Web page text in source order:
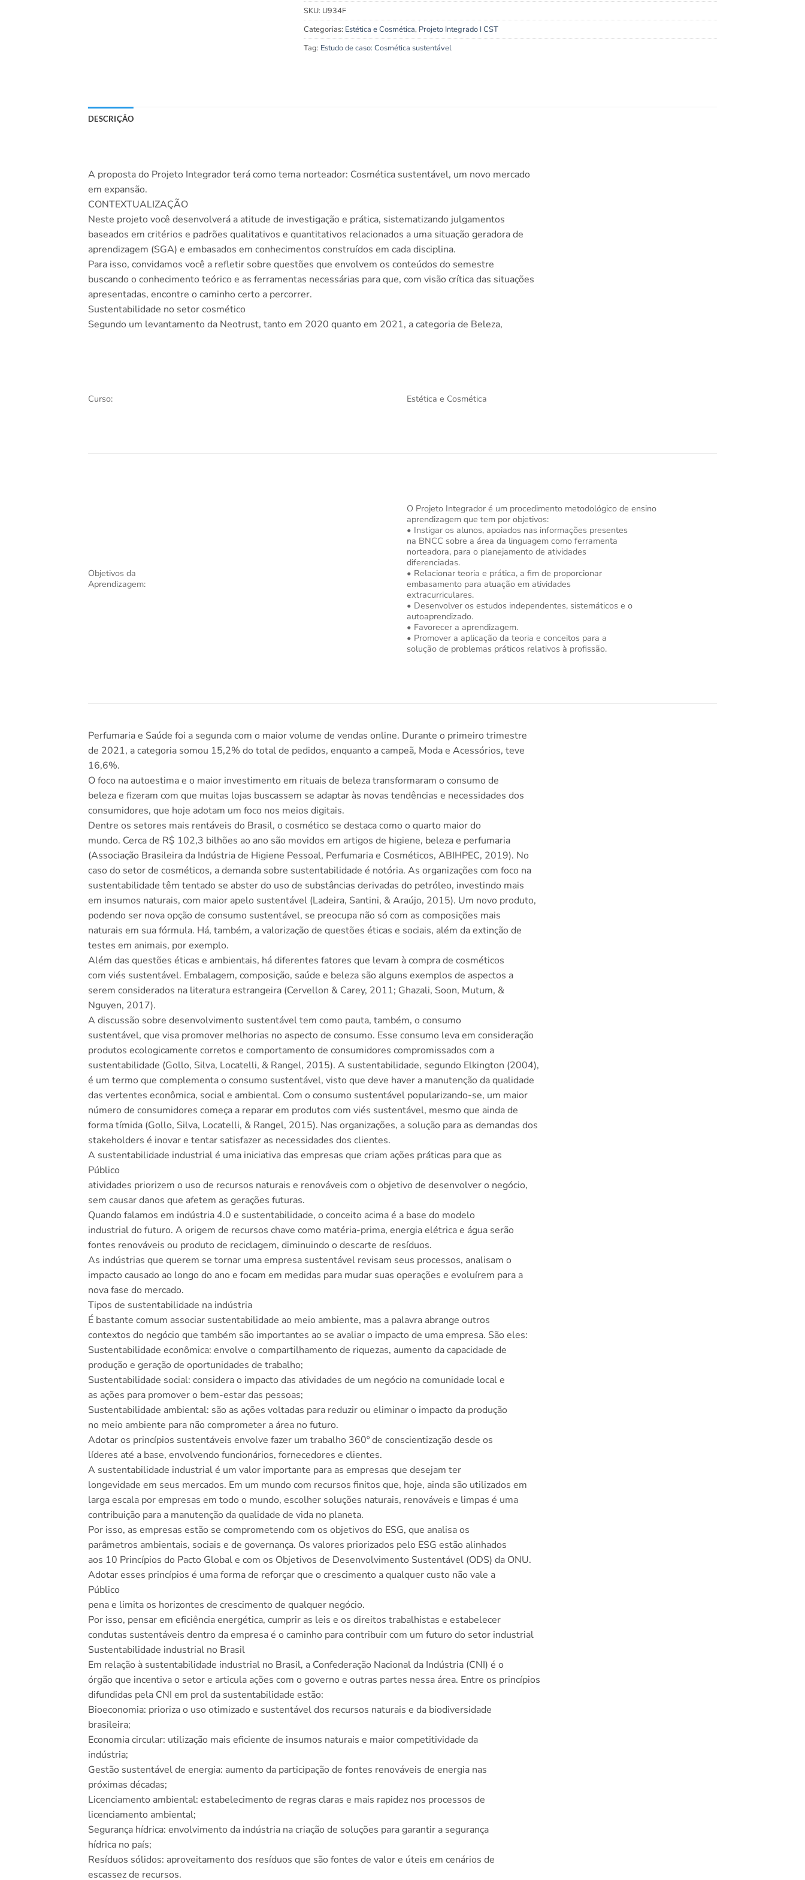
SKU: U934F
Categorias: Estética e Cosmética, Projeto Integrado I CST
Tag: Estudo de caso: Cosmética sustentável
DESCRIÇÃO
A proposta do Projeto Integradorterá como tema norteador: Cosmética sustentável, um novo mercado
em expansão.
CONTEXTUALIZAÇÃO
Neste projeto você desenvolverá a atitude de investigação e prática, sistematizando julgamentos
baseados em critérios e padrões qualitativos e quantitativos relacionados a uma situação geradora de
aprendizagem (SGA) e embasados em conhecimentos construídos em cada disciplina.
Para isso, convidamos você a refletir sobre questões que envolvem os conteúdos do semestre
buscando o conhecimento teórico e as ferramentas necessárias para que, com visão crítica das situações
apresentadas, encontre o caminho certo a percorrer.
Sustentabilidade no setor cosmético
Segundo um levantamento da Neotrust, tanto em 2020 quanto em 2021, a categoria de Beleza,
Curso: Estética e Cosmética
Objetivos da
Aprendizagem:
O Projeto Integrador é um procedimento metodológico de ensino
aprendizagem que tem por objetivos:
• Instigar os alunos, apoiados nas informações presentes
na BNCC sobre a área da linguagem como ferramenta
norteadora, para o planejamento de atividades
diferenciadas.
• Relacionar teoria e prática, a fim de proporcionar
embasamento para atuação em atividades
extracurriculares.
• Desenvolver os estudos independentes, sistemáticos e o
autoaprendizado.
• Favorecer a aprendizagem.
• Promover a aplicação da teoria e conceitos para a
solução de problemas práticos relativos à profissão.
Perfumaria e Saúde foi a segunda com o maior volume de vendas online. Durante o primeiro trimestre
de 2021, a categoria somou 15,2% do total de pedidos, enquanto a campeã, Moda e Acessórios, teve
16,6%.
O foco na autoestima e o maior investimento em rituais de beleza transformaram o consumo de
beleza e fizeram com que muitas lojas buscassem se adaptar às novas tendências e necessidades dos
consumidores, que hoje adotam um foco nos meios digitais.
Dentre os setores mais rentáveis do Brasil, o cosmético se destaca como o quarto maior do
mundo. Cerca de R$ 102,3 bilhões ao ano são movidos em artigos de higiene, beleza e perfumaria
(Associação Brasileira da Indústria de Higiene Pessoal, Perfumaria e Cosméticos, ABIHPEC, 2019). No
caso do setor de cosméticos, a demanda sobre sustentabilidade é notória. As organizações com foco na
sustentabilidade têm tentado se abster do uso de substâncias derivadas do petróleo, investindo mais
em insumos naturais, com maior apelo sustentável (Ladeira, Santini, & Araújo, 2015). Um novo produto,
podendo ser nova opção de consumo sustentável, se preocupa não só com as composições mais
naturais em sua fórmula. Há, também, a valorização de questões éticas e sociais, além da extinção de
testes em animais, por exemplo.
Além das questões éticas e ambientais, há diferentes fatores que levam à compra de cosméticos
com viés sustentável. Embalagem, composição, saúde e beleza são alguns exemplos de aspectos a
serem considerados na literatura estrangeira (Cervellon & Carey, 2011; Ghazali, Soon, Mutum, &
Nguyen, 2017).
A discussão sobre desenvolvimento sustentável tem como pauta, também, o consumo
sustentável, que visa promover melhorias no aspecto de consumo. Esse consumo leva em consideração
produtos ecologicamente corretos e comportamento de consumidores compromissados com a
sustentabilidade (Gollo, Silva, Locatelli, & Rangel, 2015). A sustentabilidade, segundo Elkington (2004),
é um termo que complementa o consumo sustentável, visto que deve haver a manutenção da qualidade
das vertentes econômica, social e ambiental. Com o consumo sustentável popularizando-se, um maior
número de consumidores começa a reparar em produtos com viés sustentável, mesmo que ainda de
forma tímida (Gollo, Silva, Locatelli, & Rangel, 2015). Nas organizações, a solução para as demandas dos
stakeholders é inovar e tentar satisfazer as necessidades dos clientes.
A sustentabilidade industrial é uma iniciativa das empresas que criam ações práticas para que as
Público
atividades priorizem o uso de recursos naturais e renováveis com o objetivo de desenvolver o negócio,
sem causar danos que afetem as gerações futuras.
Quando falamos em indústria 4.0 e sustentabilidade, o conceito acima é a base do modelo
industrial do futuro. A origem de recursos chave como matéria-prima, energia elétrica e água serão
fontes renováveis ou produto de reciclagem, diminuindo o descarte de resíduos.
As indústrias que querem se tornar uma empresa sustentável revisam seus processos, analisam o
impacto causado ao longo do ano e focam em medidas para mudar suas operações e evoluírem para a
nova fase do mercado.
Tipos de sustentabilidade na indústria
É bastante comum associar sustentabilidade ao meio ambiente, mas a palavra abrange outros
contextos do negócio que também são importantes ao se avaliar o impacto de uma empresa. São eles:
Sustentabilidade econômica: envolve o compartilhamento de riquezas, aumento da capacidade de
produção e geração de oportunidades de trabalho;
Sustentabilidade social: considera o impacto das atividades de um negócio na comunidade local e
as ações para promover o bem-estar das pessoas;
Sustentabilidade ambiental: são as ações voltadas para reduzir ou eliminar o impacto da produção
no meio ambiente para não comprometer a área no futuro.
Adotar os princípios sustentáveis envolve fazer um trabalho 360º de conscientização desde os
líderes até a base, envolvendo funcionários, fornecedores e clientes.
A sustentabilidade industrial é um valor importante para as empresas que desejam ter
longevidade em seus mercados. Em um mundo com recursos finitos que, hoje, ainda são utilizados em
larga escala por empresas em todo o mundo, escolher soluções naturais, renováveis e limpas é uma
contribuição para a manutenção da qualidade de vida no planeta.
Por isso, as empresas estão se comprometendo com os objetivos do ESG, que analisa os
parâmetros ambientais, sociais e de governança. Os valores priorizados pelo ESG estão alinhados
aos 10 Princípios do Pacto Global e com os Objetivos de Desenvolvimento Sustentável (ODS) da ONU.
Adotar esses princípios é uma forma de reforçar que o crescimento a qualquer custo não vale a
Público
pena e limita os horizontes de crescimento de qualquer negócio.
Por isso, pensar em eficiência energética, cumprir as leis e os direitos trabalhistas e estabelecer
condutas sustentáveis dentro da empresa é o caminho para contribuir com um futuro do setor industrial
Sustentabilidade industrial no Brasil
Em relação à sustentabilidade industrial no Brasil, a Confederação Nacional da Indústria (CNI) é o
órgão que incentiva o setor e articula ações com o governo e outras partes nessa área. Entre os princípios
difundidas pela CNI em prol da sustentabilidade estão:
Bioeconomia: prioriza o uso otimizado e sustentável dos recursos naturais e da biodiversidade
brasileira;
Economia circular: utilização mais eficiente de insumos naturais e maior competitividade da
indústria;
Gestão sustentável de energia: aumento da participação de fontes renováveis de energia nas
próximas décadas;
Licenciamento ambiental: estabelecimento de regras claras e mais rapidez nos processos de
licenciamento ambiental;
Segurança hídrica: envolvimento da indústria na criação de soluções para garantir a segurança
hídrica no país;
Resíduos sólidos: aproveitamento dos resíduos que são fontes de valor e úteis em cenários de
escassez de recursos.